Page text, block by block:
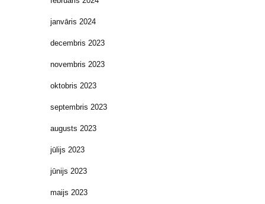
janvāris 2024
decembris 2023
novembris 2023
oktobris 2023
septembris 2023
augusts 2023
jūlijs 2023
jūnijs 2023
maijs 2023